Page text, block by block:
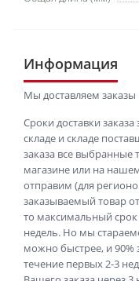
Информация
Мы доставляем заказы
Сроки доставки
складе и складе
заказа все выбранные
магазине или на
отправим (для
заказываемый товар
то максимальный срок
недель. Но мы
можно быстрее, и 90%
течение первых 2-3